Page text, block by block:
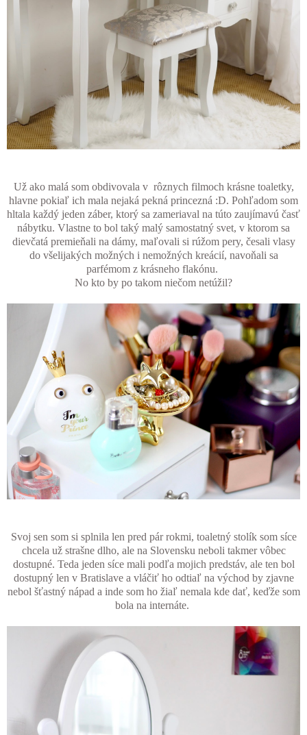
Už ako malá som obdivovala v rôznych filmoch krásne toaletky,
hlavne pokiaľ ich mala nejaká pekná princezná :D. Pohľadom som
hltala každý jeden záber, ktorý sa zameriaval na túto zaujímavú časť
nábytku. Vlastne to bol taký malý samostatný svet, v ktorom sa
dievčatá premieňali na dámy, maľovali si rúžom pery, česali vlasy
do všelijakých možných i nemožných kreácií, navoňali sa
parfémom z krásneho flakónu.
No kto by po takom niečom netúžil?
Svoj sen som si splnila len pred pár rokmi, toaletný stolík som síce
chcela už strašne dlho, ale na Slovensku neboli takmer vôbec
dostupné. Teda jeden síce mali podľa mojich predstáv, ale ten bol
dostupný len v Bratislave a vláčiť ho odtiaľ na východ by zjavne
nebol šťastný nápad a inde som ho žiaľ nemala kde dať, keďže som
bola na internáte.